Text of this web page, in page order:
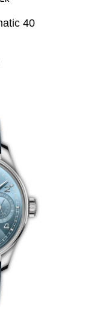
40